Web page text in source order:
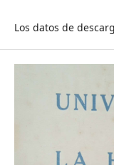
Los datos de